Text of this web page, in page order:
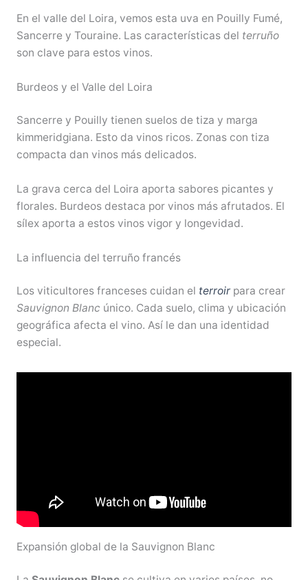
En el valle del Loira, vemos esta uva en Pouilly Fumé,
Sancerre y Touraine. Las características del terruño
son clave para estos vinos.
Burdeos y el Valle del Loira
Sancerre y Pouilly tienen suelos de tiza y marga
kimmeridgiana. Esto da vinos ricos. Zonas con tiza
compacta dan vinos más delicados.
La grava cerca del Loira aporta sabores picantes y
florales. Burdeos destaca por vinos más afrutados. El
sílex aporta a estos vinos vigor y longevidad.
La influencia del terruño francés
Los viticultores franceses cuidan el terroirpara crear
Sauvignon Blanc único. Cada suelo, clima y ubicación
geográfica afecta el vino. Así le dan una identidad
especial.
Expansión global de la Sauvignon Blanc